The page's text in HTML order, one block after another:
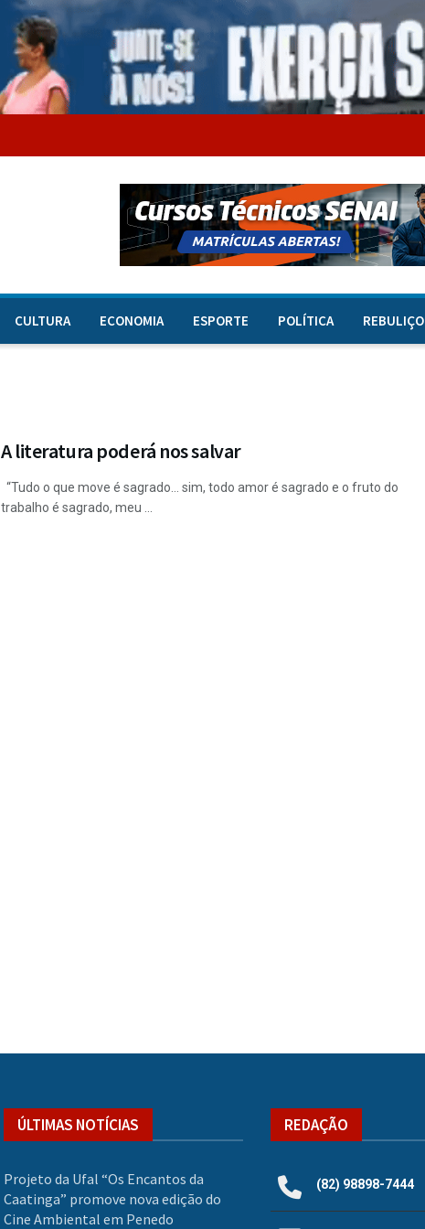
CULTURA ECONOMIA ESPORTE POLÍTICA REBULIÇO
A literatura poderá nos salvar
“Tudo o que move é sagrado… sim, todo amor é sagrado e o fruto do
trabalho é sagrado, meu ...
ÚLTIMAS NOTÍCIAS
Projeto da Ufal “Os Encantos da
Caatinga” promove nova edição do
Cine Ambiental em Penedo
REDAÇÃO
(82) 98898-7444